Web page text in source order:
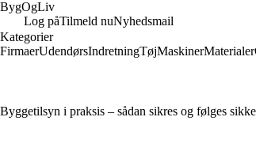
BygOgLiv
Log påTilmeld nuNyhedsmail
Kategorier
FirmaerUdendørsIndretningTøjMaskinerMaterialer
Byggetilsyn i praksis – sådan sikres og følges